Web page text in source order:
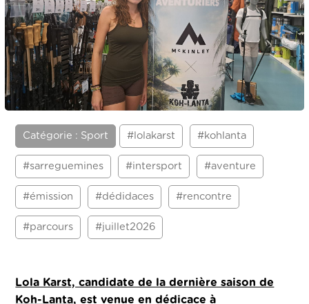
Catégorie : Sport #lolakarst #kohlanta
#sarreguemines #intersport #aventure
#émission #dédidaces #rencontre
#parcours #juillet2026
Lola Karst, candidate de la dernière saison de
Koh-Lanta, est venue en dédicace à